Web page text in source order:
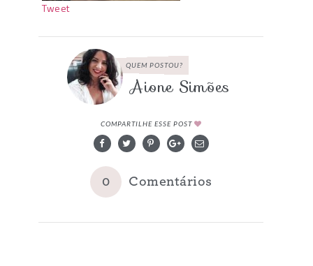
Tweet
QUEM POSTOU?
Aione Simões
COMPARTILHE ESSE POST
0 Comentários